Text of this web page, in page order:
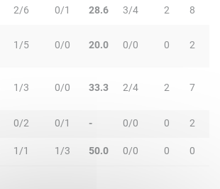
2/6 0/1 28.6 3/4 2 8
1/5 0/0 20.0 0/0 0 2
1/3 0/0 33.3 2/4 2 7
0/2 0/1 - 0/0 0 2
1/1 1/3 50.0 0/0 0 0